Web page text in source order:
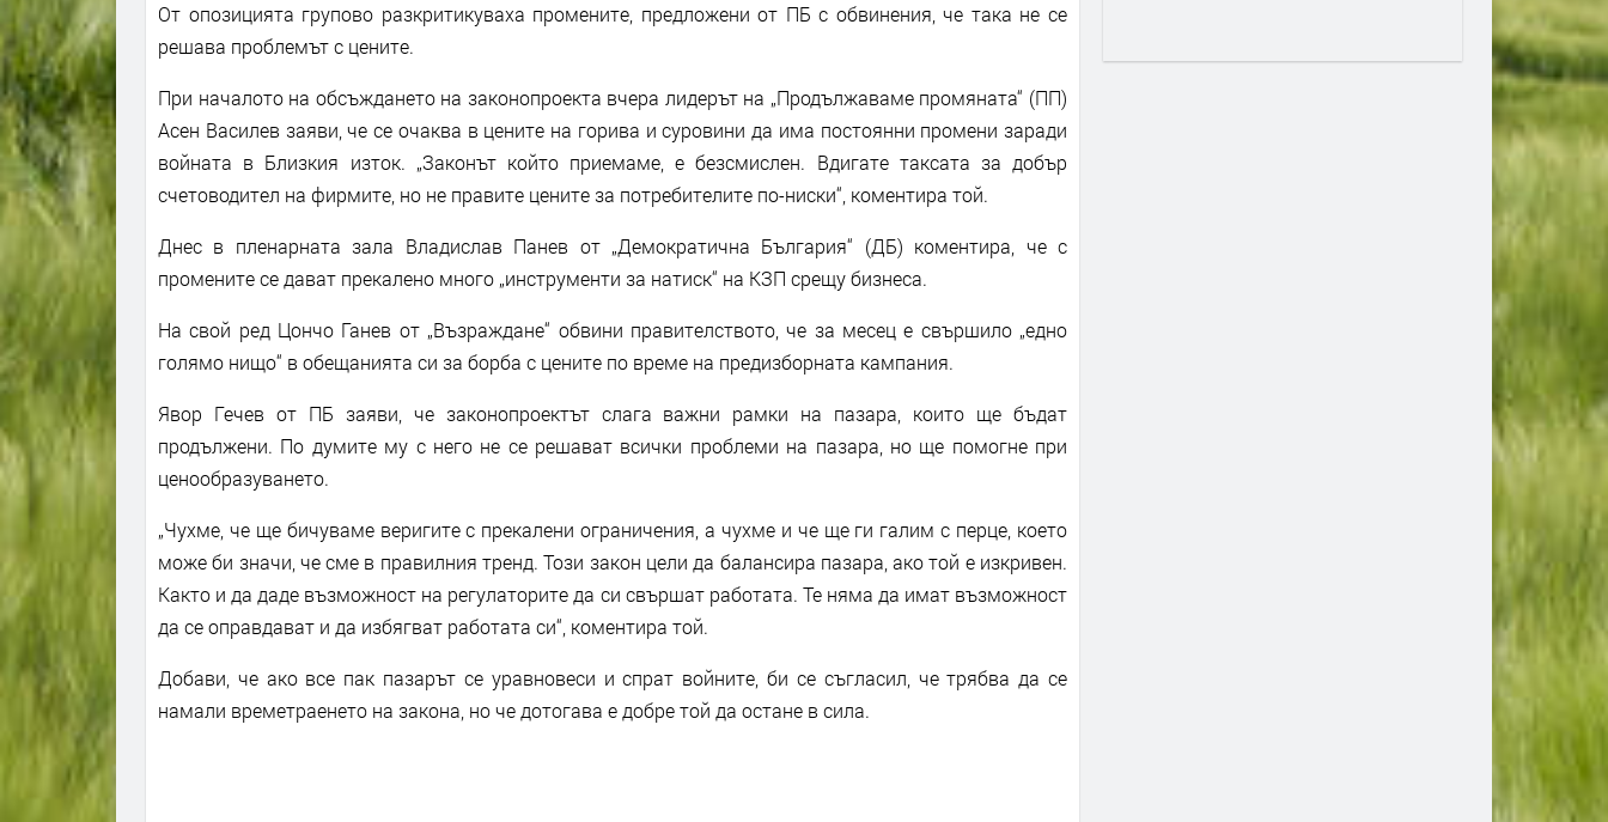
От опозицията групово разкритикуваха промените, предложени от ПБ с обвинения, че така не се
решава проблемът с цените.
При началото на обсъждането на законопроекта вчера лидерът на „Продължаваме промяната“ (ПП)
Асен Василев заяви, че се очаква в цените на горива и суровини да има постоянни промени заради
войната в Близкия изток. „Законът който приемаме, е безсмислен. Вдигате таксата за добър
счетоводител на фирмите, но не правите цените за потребителите по-ниски“, коментира той.
Днес в пленарната зала Владислав Панев от „Демократична България“ (ДБ) коментира, че с
промените се дават прекалено много „инструменти за натиск“ на КЗП срещу бизнеса.
На свой ред Цончо Ганев от „Възраждане“ обвини правителството, че за месец е свършило „едно
голямо нищо“ в обещанията си за борба с цените по време на предизборната кампания.
Явор Гечев от ПБ заяви, че законопроектът слага важни рамки на пазара, които ще бъдат
продължени. По думите му с него не се решават всички проблеми на пазара, но ще помогне при
ценообразуването.
„Чухме, че ще бичуваме веригите с прекалени ограничения, а чухме и че ще ги галим с перце, което
може би значи, че сме в правилния тренд. Този закон цели да балансира пазара, ако той е изкривен.
Както и да даде възможност на регулаторите да си свършат работата. Те няма да имат възможност
да се оправдават и да избягват работата си“, коментира той.
Добави, че ако все пак пазарът се уравновеси и спрат войните, би се съгласил, че трябва да се
намали времетраенето на закона, но че дотогава е добре той да остане в сила.